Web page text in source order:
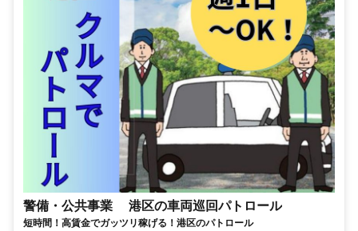
警備・公共事業 港区の車両巡回パトロール
短時間！高賃金でガッツリ稼げる！港区のパトロール